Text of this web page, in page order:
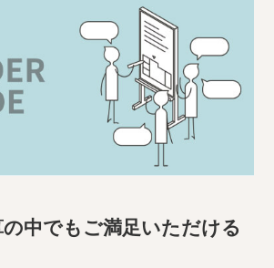
中でもご満足いただける